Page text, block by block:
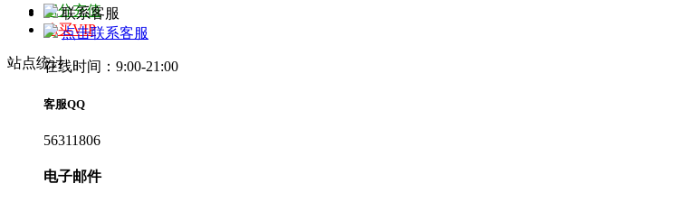
积分充值
购买VIP
站点统计
联系客服
点击联系客服
在线时间：9:00-21:00
客服QQ
56311806
电子邮件